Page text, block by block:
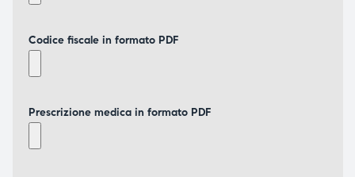
Codice fiscale in formato PDF
Prescrizione medica in formato PDF